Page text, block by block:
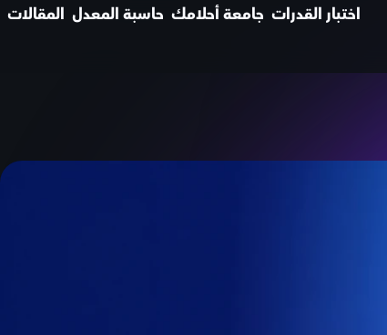
اختبار القدرات جامعة أحلامك حاسبة المعدل المقالات